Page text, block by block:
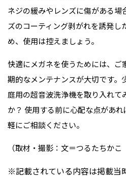
ネジの緩みやレンズに傷がある場
ズのコーティング剥がれを誘発し
め、使用は控えましょう。
快適にメガネを使うためには、ご
期的なメンテナンスが大切です。
庭用の超音波洗浄機を取り入れて
か？ 使用する前に心配な点があ
軽にご相談ください。
（取材・撮影：文＝つるたちか
※記載されている内容は掲載当